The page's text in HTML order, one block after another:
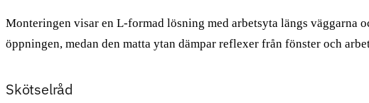
Monteringen visar en L-formad lösning med arbetsyta längs väggarna
öppningen, medan den matta ytan dämpar reflexer från fönster och
Skötselråd